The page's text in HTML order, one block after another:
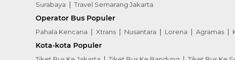
Surabaya
Travel Semarang Jakarta
Operator Bus Populer
Pahala Kencana Xtrans Nusantara Lorena Agramas
Kota-kota Populer